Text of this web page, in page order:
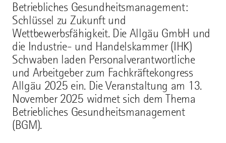
Betriebliches Gesundheitsmanagement:
Schlüssel zu Zukunft und
Wettbewerbsfähigkeit. Die Allgäu GmbH und
die Industrie- und Handelskammer (IHK)
Schwaben laden Personalverantwortliche
und Arbeitgeber zum Fachkräftekongress
Allgäu 2025 ein. Die Veranstaltung am 13.
November 2025 widmet sich dem Thema
Betriebliches Gesundheitsmanagement
(BGM).